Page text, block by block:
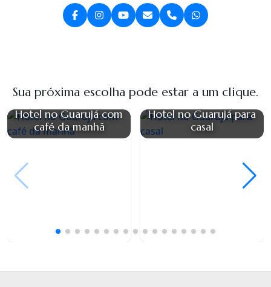
Sua próxima escolha pode estar a um clique.
Hotel no Guarujá com
café da manhã
Hotel no Guarujá para
casal